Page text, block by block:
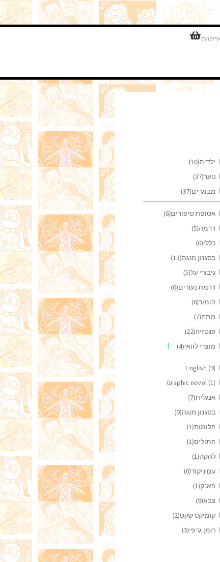
ילדים(10)
נוער(37)
מבוגרים(37)
אסופת סיפורים(6)
דרמה(5)
כללי(0)
בסגנון מנגה(13)
גיבורי על(5)
דרמת נעורים(6)
הומור(6)
מתח(7)
פנטזיה(22)
מוצרי לוואי(4)
English (9)
Graphic novel (1)
אנגלית(7)
בסגנון מנגה(0)
חלומות(1)
חתולים(1)
להקה(1)
עם ניקוד(0)
פאנק(1)
צבא(9)
קומיקס שקט(2)
רומן גרפי(3)